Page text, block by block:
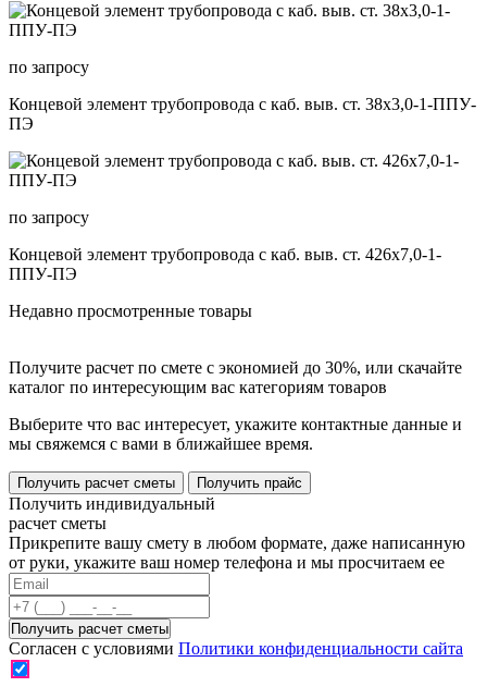
по запросу
Концевой элемент трубопровода с каб. выв. ст. 38х3,0-1-ППУ-
ПЭ
по запросу
Концевой элемент трубопровода с каб. выв. ст. 426х7,0-1-
ППУ-ПЭ
Недавно просмотренные товары
Получите расчет по смете с экономией до 30%, или скачайте
каталог по интересующим вас категориям товаров
Выберите что вас интересует, укажите контактные данные и
мы свяжемся с вами в ближайшее время.
Получить расчет сметы Получить прайс
Получить индивидуальный
расчет сметы
Прикрепите вашу смету в любом формате, даже написанную
от руки, укажите ваш номер телефона и мы просчитаем ее
Согласен с условиями Политики конфиденциальности сайта